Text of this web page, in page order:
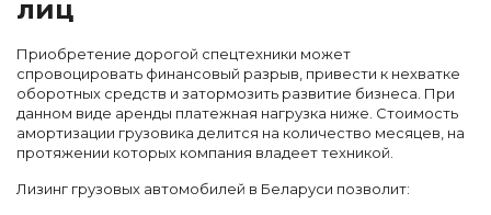
лиц
Приобретение дорогой спецтехники может
спровоцировать финансовый разрыв, привести к нехватке
оборотных средств и затормозить развитие бизнеса. При
данном виде аренды платежная нагрузка ниже. Стоимость
амортизации грузовика делится на количество месяцев, на
протяжении которых компания владеет техникой.
Лизинг грузовых автомобилей в Беларуси позволит: